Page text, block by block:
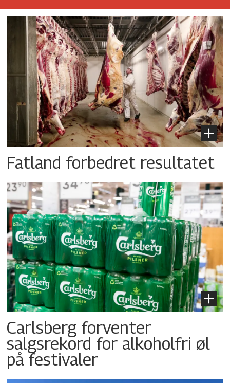
Fatland forbedret resultatet
Carlsberg forventer
salgsrekord for alkoholfri øl
på festivaler